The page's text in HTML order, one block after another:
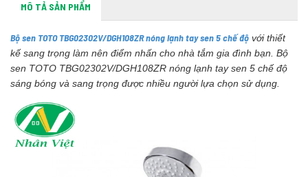
MÔ TẢ SẢN PHẨM
Bộ sen TOTO TBG02302V/DGH108ZR nóng lạnh tay sen 5 chế độ với thiết
kế sang trọng làm nên điểm nhấn cho nhà tắm gia đình bạn. Bộ
sen TOTO TBG02302V/DGH108ZR nóng lạnh tay sen 5 chế độ
sáng bóng và sang trọng được nhiều người lựa chọn sử dụng.